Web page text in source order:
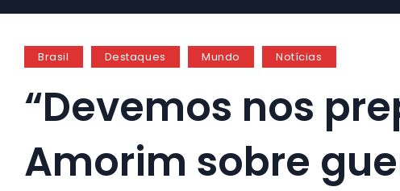
Brasil Destaques Mundo Notícias
“Devemos nos
Amorim sobre